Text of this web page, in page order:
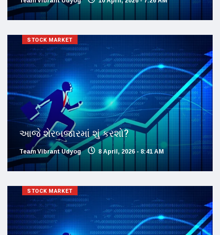
STOCK MARKET
આજે શેરબજારમાં શું કરશો?
Team Vibrant Udyog 8 April, 2026 - 8:41 AM
STOCK MARKET